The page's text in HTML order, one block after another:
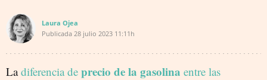
Laura Ojea
Publicada 28 julio 2023 11:11h
Ladiferencia de precio de la gasolina entre las